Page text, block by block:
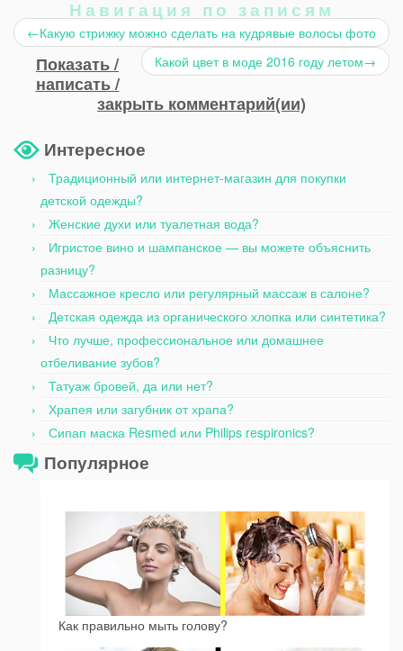
Навигация по записям
←Какую стрижку можно сделать на кудрявые волосы фото
Какой цвет в моде 2016 году летом→
Показать /
написать /
закрыть комментарий(ии)
Интересное
Традиционный или интернет-магазин для покупки
детской одежды?
Женские духи или туалетная вода?
Игристое вино и шампанское — вы можете объяснить
разницу?
Массажное кресло или регулярный массаж в салоне?
Детская одежда из органического хлопка или синтетика?
Что лучше, профессиональное или домашнее
отбеливание зубов?
Татуаж бровей, да или нет?
Храпея или загубник от храпа?
Сипап маска Resmed или Philips respironics?
Популярное
Как правильно мыть голову?